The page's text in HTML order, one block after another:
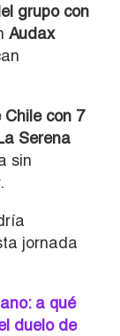
grupo con
Audax
con 7
Serena
sin
jornada
a qué
duelo de